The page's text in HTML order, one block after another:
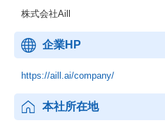
株式会社Aill
企業HP
https://aill.ai/company/
本社所在地